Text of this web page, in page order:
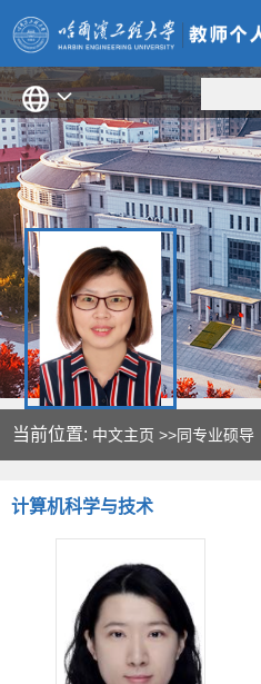
当前位置: 中文主页 >>同专业硕导
计算机科学与技术